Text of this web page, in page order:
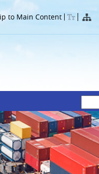
to Main Content